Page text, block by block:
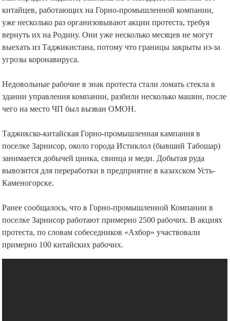
Как передает издание, ссылаясь на очевидцев, несколько сот
китайцев, работающих на Горно-промышленной компании,
уже несколько раз организовывают акции протеста, требуя
вернуть их на Родину. Они уже несколько месяцев не могут
выехать из Таджикистана, потому что границы закрыты из-за
Недовольные рабочие в знак протеста стали ломать стекла в
здании управления компании, разбили несколько машин, после
Таджикско-китайская Горно-промышленная кампания в
поселке Зарнисор, около города Истиклол (бывший Табошар)
занимается добычей цинка, свинца и меди. Добытая рудa
вывозится для переработки в предприятие в казахском Усть-
Ранее сообщалось, что в Горно-промышленной Компании в
поселке Зарнисор работают примерно 2500 рабочих. В акциях
протеста, по словам собеседников «Ахбор» участвовали